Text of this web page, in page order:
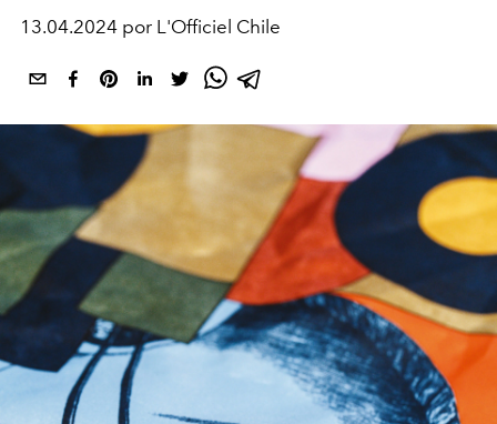
13.04.2024 por L'Officiel Chile